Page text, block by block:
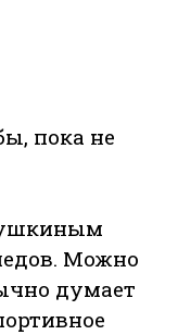
пока не
Можно
думает